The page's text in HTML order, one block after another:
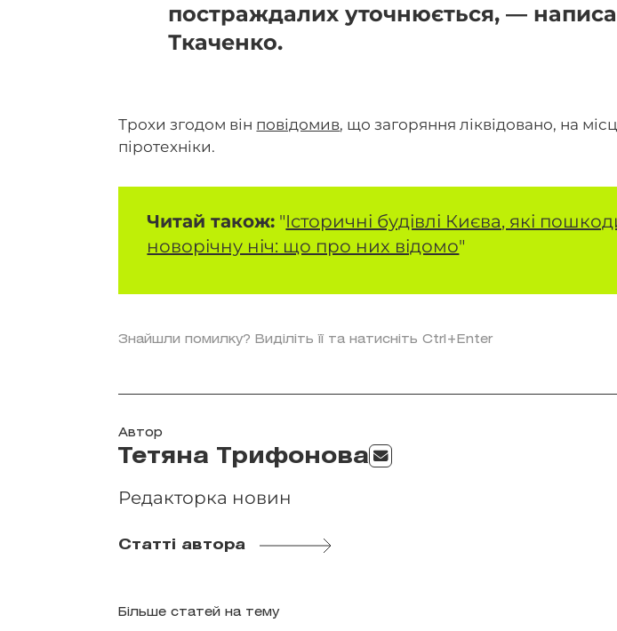
постраждалих уточнюється, —
Ткаченко.
Трохи згодом він повідомив, що загоряння ліквідовано, на
піротехніки.
Читай також: "Історичні будівлі Києва, які
новорічну ніч: що про них відомо"
Знайшли помилку? Виділіть її та натисніть Ctrl+Enter
Автор
Тетяна Трифонова
Редакторка новин
Статті автора
Більше статей на тему